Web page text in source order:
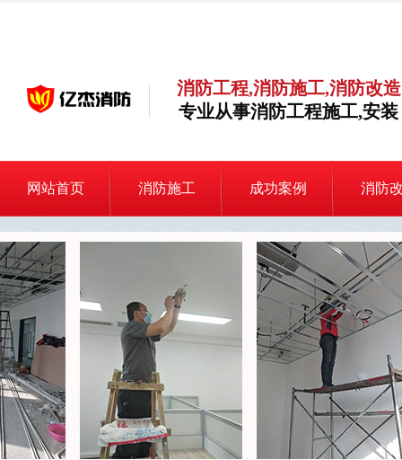
消防工程,消防施工,消防改造
专业从事消防工程施工,安装
网站首页 消防施工 成功案例 消防